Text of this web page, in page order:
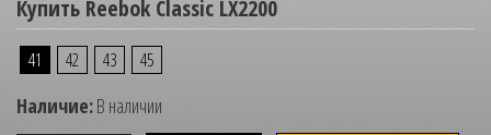
Купить Reebok Classic LX2200
41 42 43 45
Наличие:В наличии